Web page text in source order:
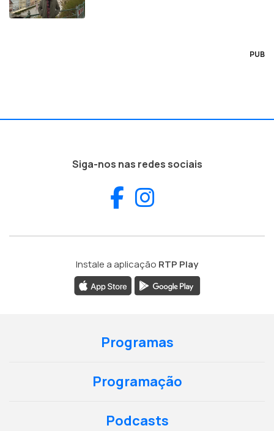
PUB
Siga-nos nas redes sociais
Facebook
Instale a aplicação RTP Play
Programas
Programação
Podcasts